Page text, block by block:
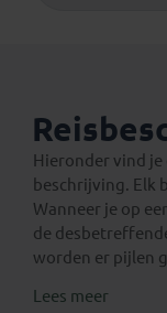
Hieronder vind je
beschrijving. Elk
Wanneer je op
de
worden er pijlen
Een verlenging
Lees meer